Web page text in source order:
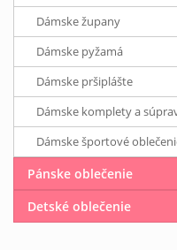
Dámske župany
Dámske pyžamá
Dámske pršiplášte
Dámske komplety a
Dámske športové
Pánske oblečenie
Detské oblečenie